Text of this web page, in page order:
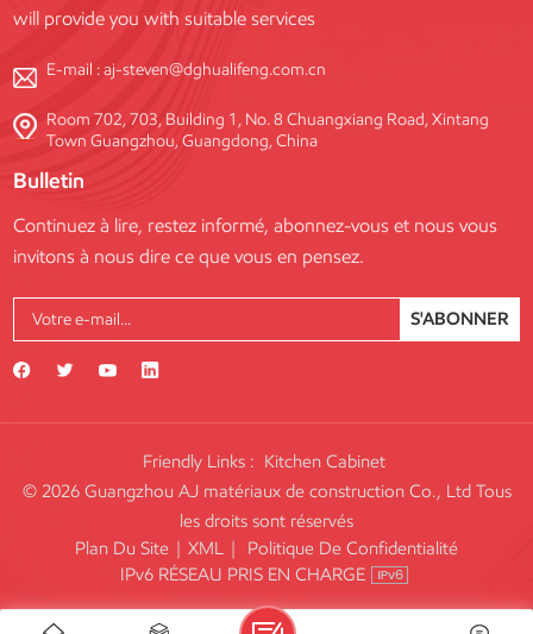
will provide you with suitable services
E-mail :aj-steven@dghualifeng.com.cn
Room 702, 703, Building 1, No. 8 Chuangxiang Road, Xintang
Town Guangzhou, Guangdong, China
Bulletin
Continuez à lire, restez informé, abonnez-vous et nous vous
invitons à nous dire ce que vous en pensez.
S'ABONNER
Friendly Links : Kitchen Cabinet
© 2026 Guangzhou AJ matériaux de construction Co., Ltd Tous
les droits sont réservés
Plan Du Site | XML |
Politique De Confidentialité
IPv6 RÉSEAU PRIS EN CHARGE